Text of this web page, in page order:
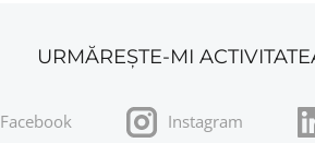
URMĂREȘTE-MI
Facebook Instagram